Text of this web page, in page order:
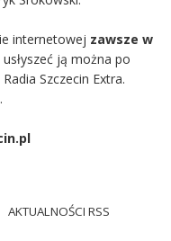
internetowej zawsze w
ją można po
Szczecin Extra.
.
AKTUALNOŚCI RSS